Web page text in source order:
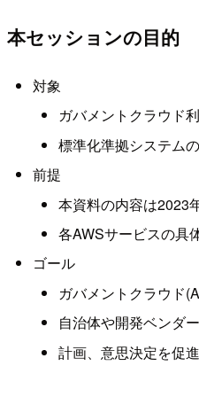
本セッションの目的
対象
ガバメントクラウド
標準化準拠システム
前提
本資料の内容は2023
各AWSサービスの具
ゴール
ガバメントクラウド
自治体や開発ベンダ
計画、意思決定を促進